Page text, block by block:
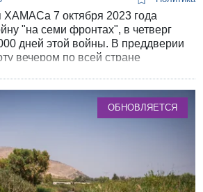
ХАМАСа 7 октября 2023 года
"на семи фронтах", в четверг
дней этой войны. В преддверии
вечером по всей стране
ОБНОВЛЯЕТСЯ